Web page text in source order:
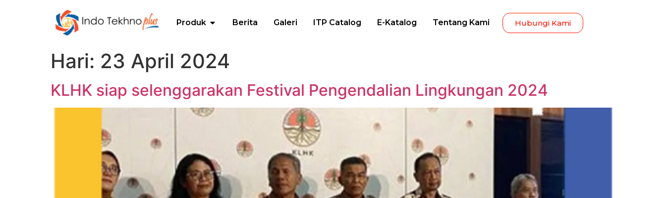
Produk Berita Galeri ITP Catalog E-Katalog Tentang Kami Hubungi Kami
Hari: 23 April 2024
KLHK siap selenggarakan Festival Pengendalian Lingkungan 2024